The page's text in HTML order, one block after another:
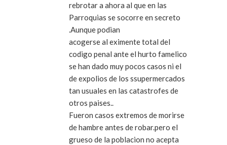
rebrotar a ahora al que en las
Parroquias se socorre en secreto
.Aunque podian
acogerse al eximente total del
codigo penal ante el hurto famelico
se han dado muy pocos casos ni el
de expolios de los ssupermercados
tan usuales en las catastrofes de
otros paises..
Fueron casos extremos de morirse
de hambre antes de robar.pero el
grueso de la poblacion no acepta